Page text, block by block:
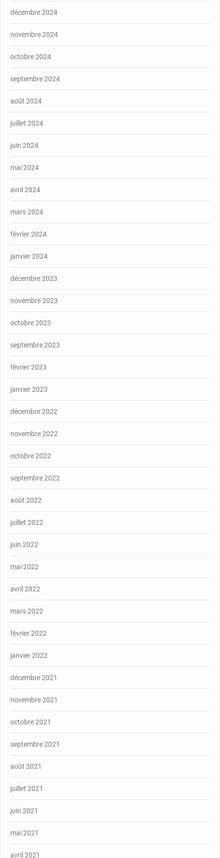
décembre 2024
novembre 2024
octobre 2024
septembre 2024
août 2024
juillet 2024
juin 2024
mai 2024
avril 2024
mars 2024
février 2024
janvier 2024
décembre 2023
novembre 2023
octobre 2023
septembre 2023
février 2023
janvier 2023
décembre 2022
novembre 2022
octobre 2022
septembre 2022
août 2022
juillet 2022
juin 2022
mai 2022
avril 2022
mars 2022
février 2022
janvier 2022
décembre 2021
novembre 2021
octobre 2021
septembre 2021
août 2021
juillet 2021
juin 2021
mai 2021
avril 2021